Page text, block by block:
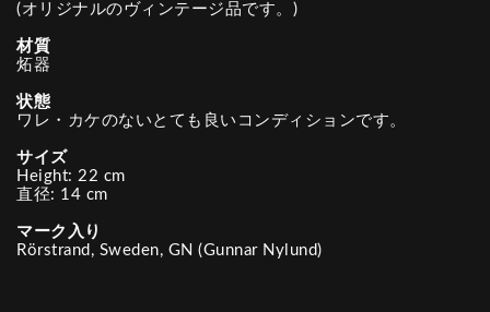
(オリジナルのヴィンテージ品です。)
材質
炻器
状態
ワレ・カケのないとても良いコンディションです。
サイズ
Height: 22 cm
直径: 14 cm
マーク入り
Rörstrand, Sweden, GN (Gunnar Nylund)